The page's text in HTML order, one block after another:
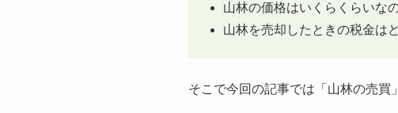
山林の価格はいくらくらいな
山林を売却したときの税金は
そこで今回の記事では「山林の売買